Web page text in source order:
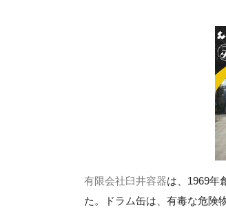
有限会社臼井容器は、1969年
た。ドラム缶は、有毒な危険